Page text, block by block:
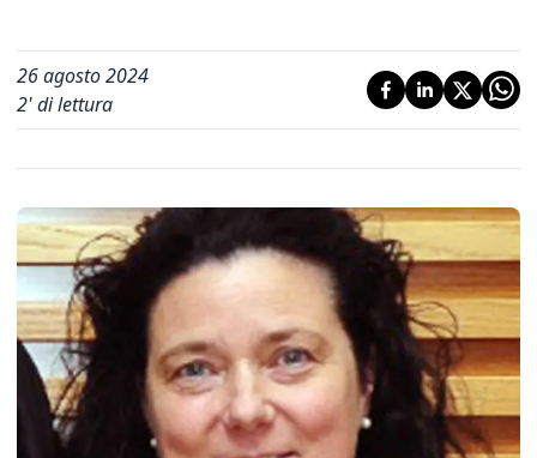
26 agosto 2024
2' di lettura